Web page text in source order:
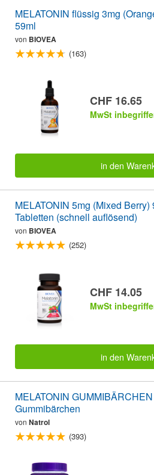
MELATONIN flüssig 3mg
59ml
von BIOVEA
(163)
CHF 16.65
MwSt
in den
MELATONIN 5mg (Mixed
Tabletten (schnell auflösend)
von BIOVEA
(252)
CHF 14.05
MwSt
in den
MELATONIN
Gummibärchen
von Natrol
(393)